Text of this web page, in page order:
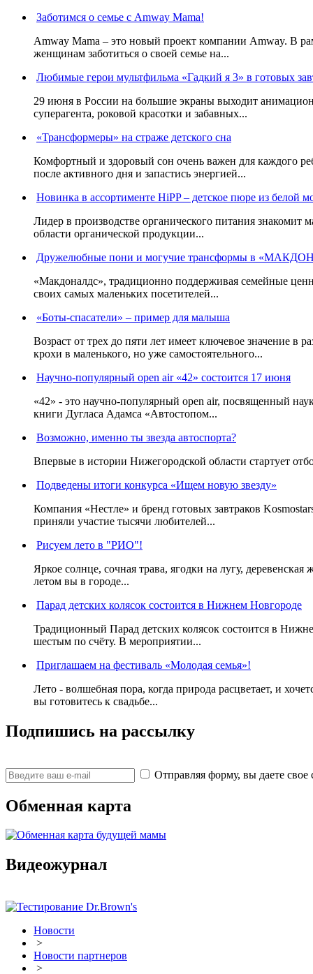
Заботимся о семье с Amway Mama!
Amway Mama – это новый проект компании Amway. В
женщинам заботиться о своей семье на...
Любимые герои мультфильма «Гадкий я 3» в готовых
29 июня в России на большие экраны выходит
суперагента, роковой красотки и забавных...
«Трансформеры» на страже детского сна
Комфортный и здоровый сон очень важен для каждого
после активного дня и запастись энергией...
Новинка в ассортименте HiPP – детское пюре из белой
Лидер в производстве органического питания
области органической продукции...
Дружелюбные пони и могучие трансформы в
«Макдоналдс», традиционно поддерживая семейные
своих самых маленьких посетителей...
«Боты-спасатели» – пример для малыша
Возраст от трех до пяти лет имеет ключевое значение в
крохи в маленького, но уже самостоятельного...
Научно-популярный open air «42» состоится 17 июня
«42» - это научно-популярный open air, посвященный
книги Дугласа Адамса «Автостопом...
Возможно, именно ты звезда автоспорта?
Впервые в истории Нижегородской области стартует
Подведены итоги конкурса «Ищем новую звезду»
Компания «Нестле» и бренд готовых завтраков
приняли участие тысячи любителей...
Рисуем лето в "РИО"!
Яркое солнце, сочная трава, ягодки на лугу,
летом вы в городе...
Парад детских колясок состоится в Нижнем Новгороде
Традиционный Парад детских колясок состоится в
шестым по счёту. В мероприятии...
Приглашаем на фестиваль «Молодая семья»!
Лето - волшебная пора, когда природа расцветает, и
вы готовитесь к свадьбе...
Подпишись на рассылку
Отправляя форму, вы даете
Обменная карта
Видеожурнал
Новости
>
Новости партнеров
>